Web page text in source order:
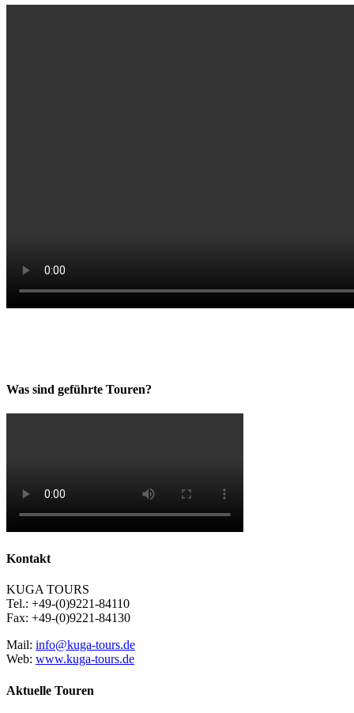
Was sind geführte Touren?
Kontakt
KUGA TOURS
Tel.: +49-(0)9221-84110
Fax: +49-(0)9221-84130
Mail: info@kuga-tours.de
Web: www.kuga-tours.de
Aktuelle Touren